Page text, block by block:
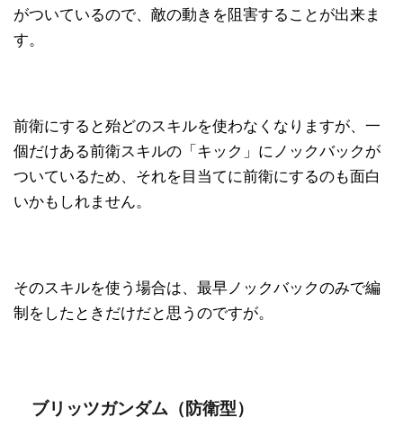
がついているので、敵の動きを阻害することが出来ま
す。
前衛にすると殆どのスキルを使わなくなりますが、一
個だけある前衛スキルの「キック」にノックバックが
ついているため、それを目当てに前衛にするのも面白
いかもしれません。
そのスキルを使う場合は、最早ノックバックのみで編
制をしたときだけだと思うのですが。
ブリッツガンダム（防衛型）